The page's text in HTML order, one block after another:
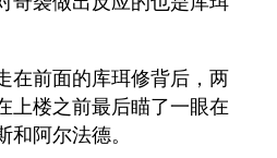
在前面的库珥修背后，两
上楼之前最后瞄了一眼在
阿尔法德。